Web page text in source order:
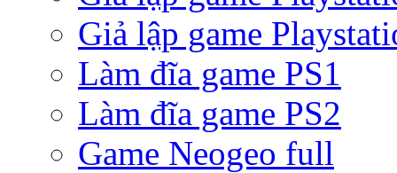
Giả lập game
Làm đĩa game PS1
Làm đĩa game PS2
Game Neogeo full